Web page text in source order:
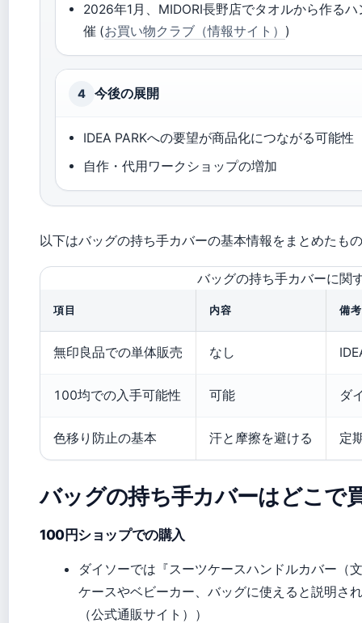
2026年1月、MIDORI長野店でタオルから作る
催 (お買い物クラブ（情報サイト） )
4 今後の展開
IDEA PARKへの要望が商品化につながる可能性
自作・代用ワークショップの増加
以下はバッグの持ち手カバーの基本情報をまとめたも
バッグの持ち手カバーに関
項目 内容 備考
無印良品での単体販売 なし
100均での入手可能性 可能 ダ
色移り防止の基本 汗と摩擦を避ける 定
バッグの持ち手カバーはどこで
100円ショップでの購入
ダイソーでは『スーツケースハンドルカバー（
ケースやベビーカー、バッグに使えると説明さ
（公式通販サイト））